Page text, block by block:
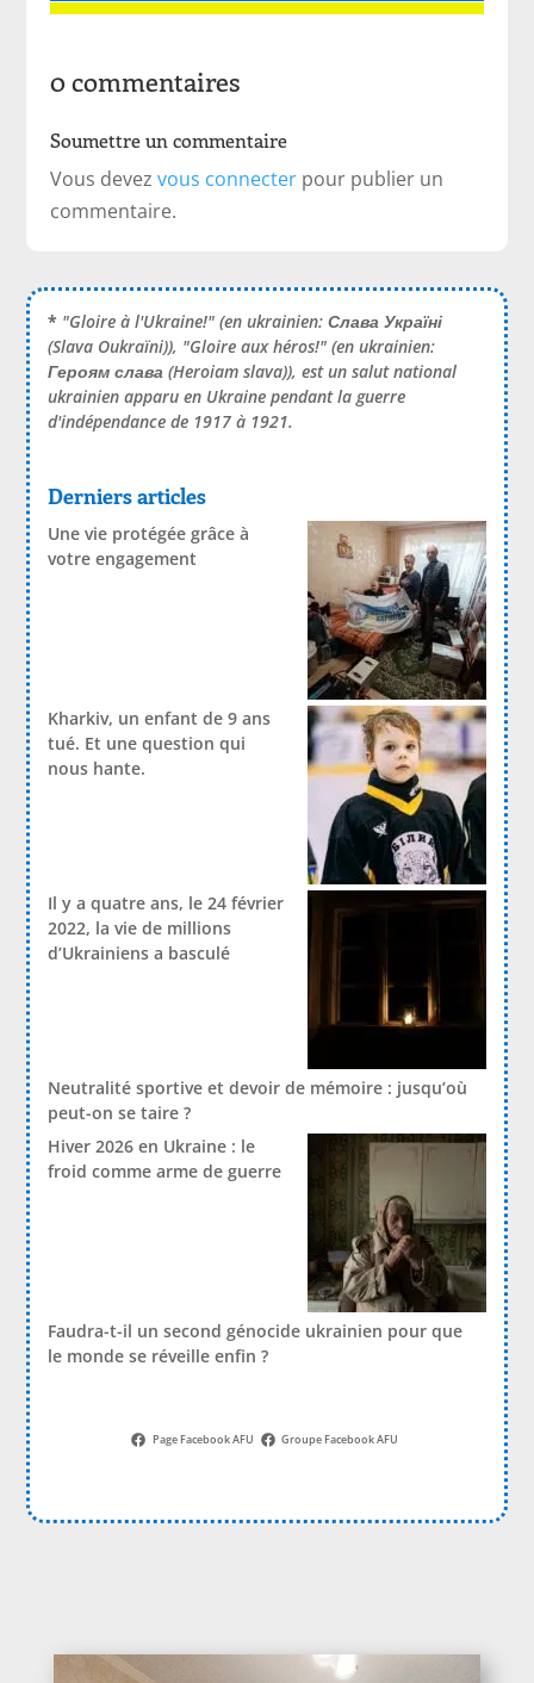
0 commentaires
Soumettre un commentaire
Vous devezvous connecter pour publier un
commentaire.
* "Gloire à l'Ukraine!" (en ukrainien:Слава Україні
(Slava Oukraïni)), "Gloire aux héros!" (en ukrainien:
Героям слава (Heroiam slava)), est un salut national
ukrainien apparu en Ukraine pendant la guerre
d'indépendance de 1917 à 1921.
Derniers articles
Une vie protégée grâce à
votre engagement
Kharkiv, un enfant de 9 ans
tué. Et une question qui
nous hante.
Il y a quatre ans, le 24 février
2022, la vie de millions
d’Ukrainiens a basculé
Neutralité sportive et devoir de mémoire : jusqu’où
peut-on se taire ?
Hiver 2026 en Ukraine : le
froid comme arme de guerre
Faudra-t-il un second génocide ukrainien pour que
le monde se réveille enfin ?
Page Facebook AFU Groupe Facebook AFU